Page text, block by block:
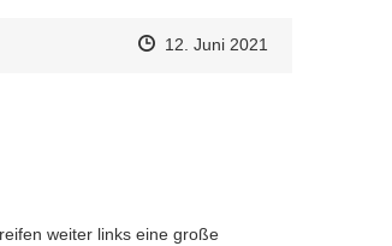
Zeitpunkt des Erstellens
Zeitpunkt des Erstellens
12. Juni 2021
weiter links eine große